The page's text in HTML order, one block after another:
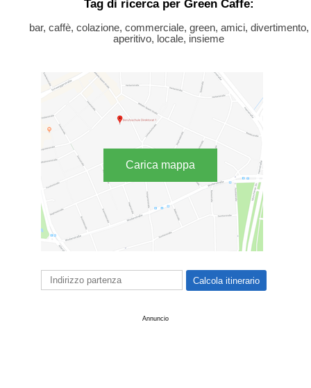
Tag di ricerca per Green Caffe:
bar, caffè, colazione, commerciale, green, amici, divertimento,
aperitivo, locale, insieme
Carica mappa
Annuncio